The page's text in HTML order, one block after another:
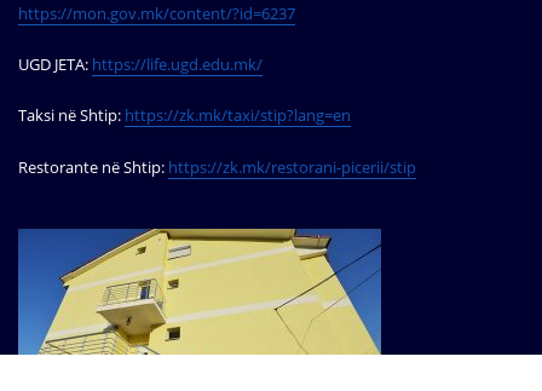
https://mon.gov.mk/content/?id=6237
UGD JETA: https://life.ugd.edu.mk/
Taksi në Shtip: https://zk.mk/taxi/stip?lang=en
Restorante në Shtip: https://zk.mk/restorani-picerii/stip